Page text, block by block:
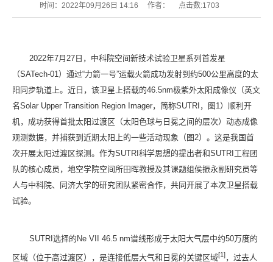
时间：2022年09月26日 14:16 作者： 点击数:1703
2022年7月 27 日，中科院空间新技术试验卫星系列首发星
（SATech-01）通过“力箭一号”运载火箭成功发射到约500公里高度的太
阳同步轨道上。近日，该卫星上搭载的46.5nm极紫外太阳成像仪（英文
名Solar Upper Transition Region Imager，简称SUTRI ，图 1）顺利开
机，成功获得首批太阳过渡区（太阳色球与日冕之间的层次）动态成像
观测数据，并捕获到近期太阳上的一些活动现象（图2）。这是我国首
次开展太阳过渡区探测。作为SUTRI 科学思想的提出者和SUTRI 工程团
队的核心成员，地空学院空间所田晖教授及其课题组侯振永副研究员等
人与中科院、同济大学的研究团队紧密合作，共同开展了本次卫星搭载
试验。
SUTRI 选择的 Ne VII 46.5 nm谱线形成于太阳大气层中约50万度的
区域（位于高过渡区），是连接低层大气和日冕的关键区域[1]，过去人